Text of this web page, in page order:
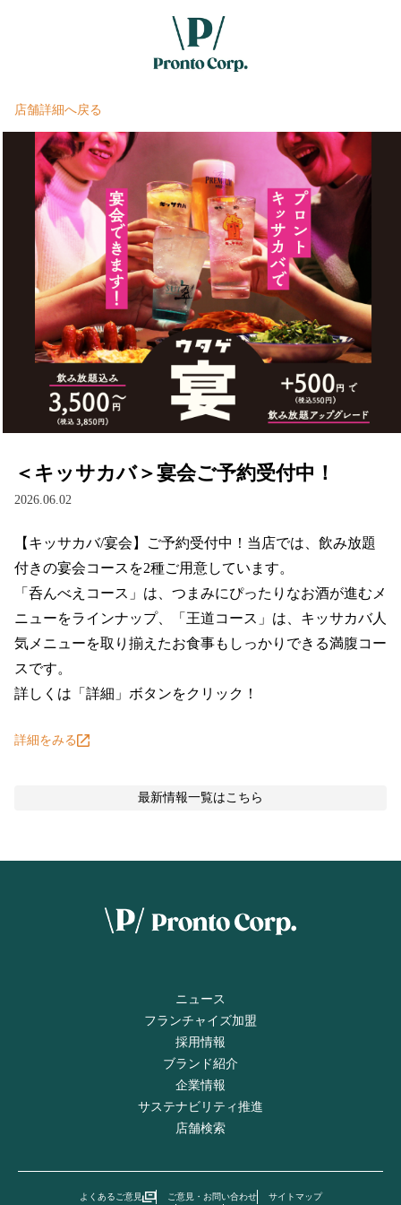
店舗詳細へ戻る
＜キッサカバ＞宴会ご予約受付中！
2026.06.02
【キッサカバ/宴会】ご予約受付中！当店では、飲み放題
付きの宴会コースを2種ご用意しています。
「呑んべえコース」は、つまみにぴったりなお酒が進むメ
ニューをラインナップ、「王道コース」は、キッサカバ人
気メニューを取り揃えたお食事もしっかりできる満腹コー
スです。
詳しくは「詳細」ボタンをクリック！
詳細をみる
最新情報一覧はこちら
ニュース
フランチャイズ加盟
採用情報
ブランド紹介
企業情報
サステナビリティ推進
店舗検索
よくあるご意見 ご意見・お問い合わせ サイトマップ